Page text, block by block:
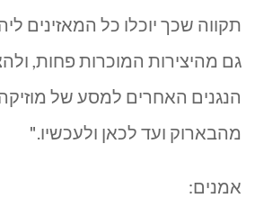
תקווה שכך יוכלו כל המאזינים
גם מהיצירות המוכרות פחות,
הנגנים האחרים למסע של
מהבארוק ועד לכאן ולעכשיו."
אמנים: